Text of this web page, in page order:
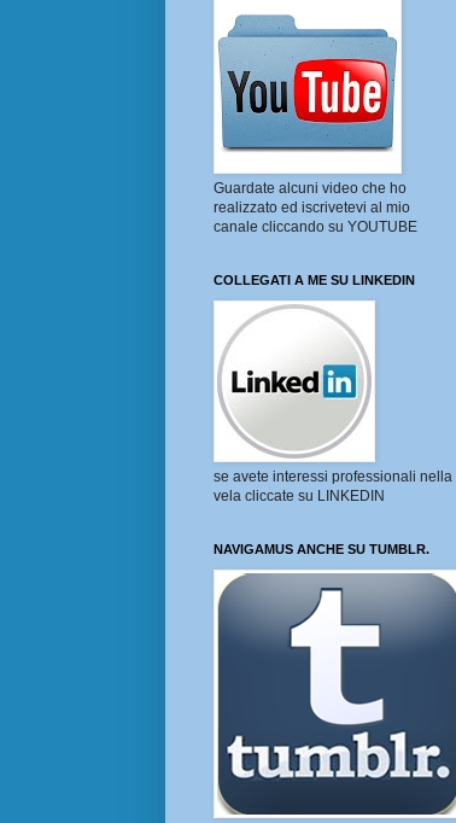
Guardate alcuni video che ho
realizzato ed iscrivetevi al mio
canale cliccando su YOUTUBE
COLLEGATI A ME SU LINKEDIN
se avete interessi professionali nella
vela cliccate su LINKEDIN
NAVIGAMUS ANCHE SU TUMBLR.